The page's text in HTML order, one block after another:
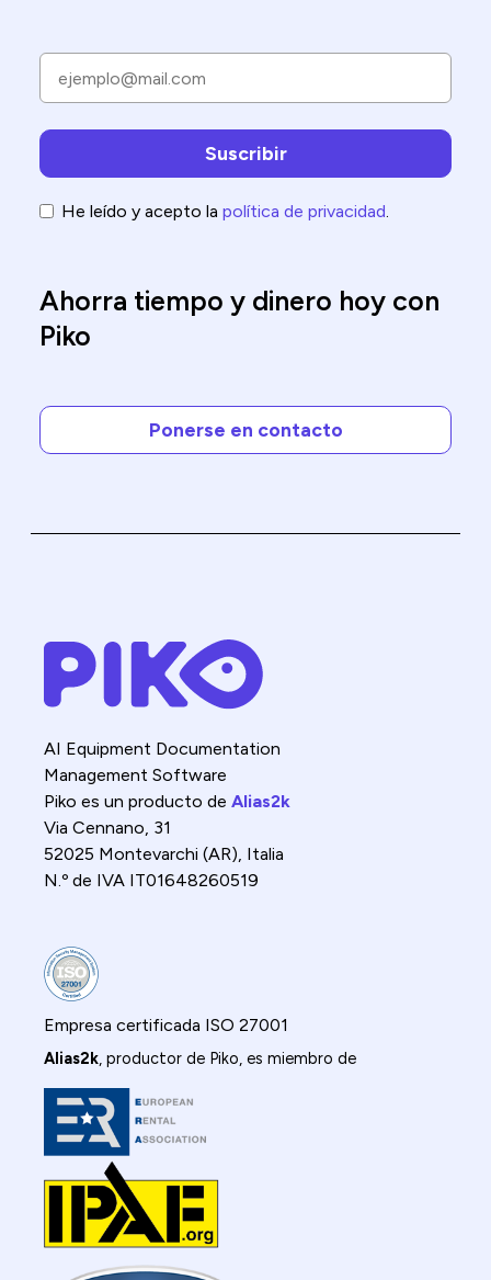
He leído y acepto la política de privacidad.
Ahorra tiempo y dinero hoy con
Piko
Ponerse en contacto
AI Equipment Documentation
Management Software
Piko es un producto de Alias2k
Via Cennano, 31
52025 Montevarchi (AR), Italia
N.º de IVA IT01648260519
Empresa certificada ISO 27001
Alias2k, productor de Piko, es miembro de